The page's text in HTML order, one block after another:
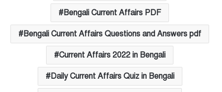
Bengali Current Affairs PDF
Bengali Current Affairs Questions and Answers pdf
Current Affairs 2022 in Bengali
Daily Current Affairs Quiz in Bengali